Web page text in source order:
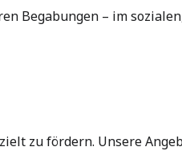
Begabungen – im
zu fördern. Unsere